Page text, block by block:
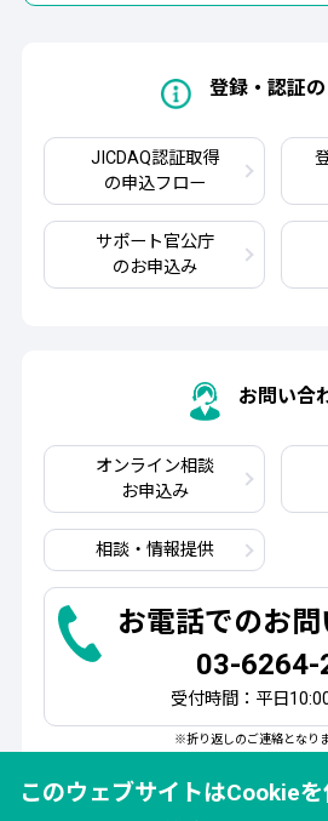
登録・認証
JICDAQ認証取得
の申込フロー
サポート官公庁
のお申込み
お問い合
オンライン相談
お申込み
相談・情報提供
お電話でのお
03-6264-
受付時間：平日
※折り返しのご連絡となり
このウェブサイトはCookie